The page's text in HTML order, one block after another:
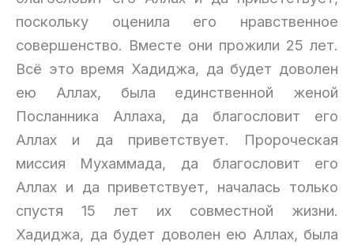
поскольку оценила его нравственное
совершенство. Вместе они прожили 25 лет.
Всё это время Хадиджа, да будет доволен
ею Аллах, была единственной женой
Посланника Аллаха, да благословит его
Аллах и да приветствует. Пророческая
миссия Мухаммада, да благословит его
Аллах и да приветствует, началась только
спустя 15 лет их совместной жизни.
Хадиджа, да будет доволен ею Аллах, была